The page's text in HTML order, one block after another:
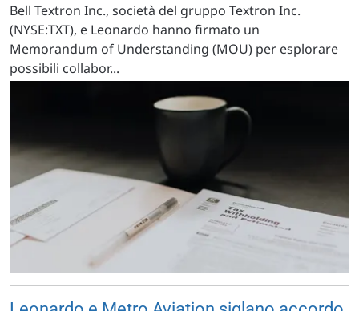
Bell Textron Inc., società del gruppo Textron Inc.
(NYSE:TXT), e Leonardo hanno firmato un
Memorandum of Understanding (MOU) per esplorare
possibili collabor...